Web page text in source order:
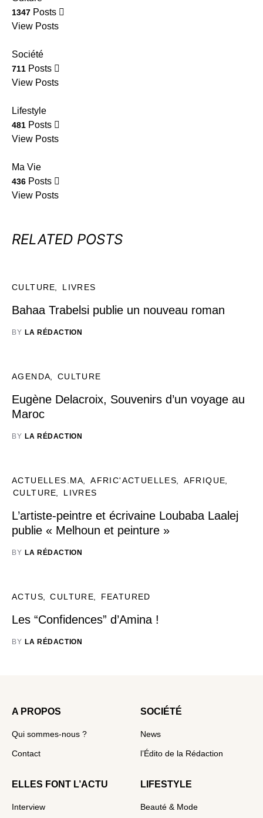
1347 Posts
View Posts
Société
711 Posts
View Posts
Lifestyle
481 Posts
View Posts
Ma Vie
436 Posts
View Posts
RELATED POSTS
CULTURE LIVRES
Bahaa Trabelsi publie un nouveau roman
BY LA RÉDACTION
AGENDA CULTURE
Eugène Delacroix, Souvenirs d’un voyage au
Maroc
BY LA RÉDACTION
ACTUELLES.MA AFRIC'ACTUELLES
AFRIQUE
CULTURE
LIVRES
L’artiste-peintre et écrivaine Loubaba Laalej
publie « Melhoun et peinture »
BY LA RÉDACTION
ACTUS CULTURE FEATURED
Les “Confidences” d’Amina !
BY LA RÉDACTION
A PROPOS
Qui sommes-nous ?
Contact
SOCIÉTÉ
News
l’Édito de la Rédaction
ELLES FONT L’ACTU
Interview
LIFESTYLE
Beauté & Mode